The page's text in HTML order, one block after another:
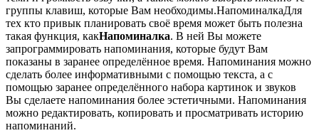
группы клавиш, которые Вам необходимы.НапоминалкаДля
тех кто привык планировать своё время может быть полезна
такая функция, какНапоминалка. В ней Вы можете
запрограммировать напоминания, которые будут Вам
показаны в заранее определённое время. Напоминания можно
сделать более информативными с помощью текста, а с
помощью заранее определённого набора картинок и звуков
Вы сделаете напоминания более эстетичными. Напоминания
можно редактировать, копировать и просматривать историю
напоминаний.